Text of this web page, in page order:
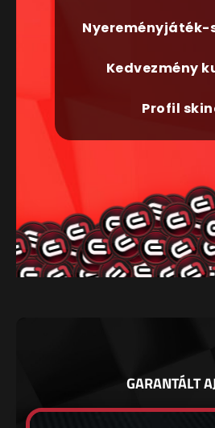
Nyereményjáték-
Kedvezmény
Profil
GARANTÁLT